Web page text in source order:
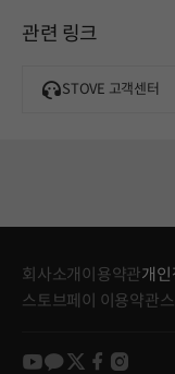
관련 링크
STOVE 고객센터
회사소개이용약관개
스토브페이 이용약관
youtube
kakao
twitter
facebook